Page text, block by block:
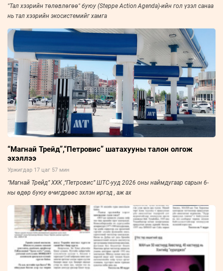
"Тал хээрийн төлөвлөгөө" буюу (Steppe Action Agenda)-ийн гол үзэл санаа
нь тал хээрийн экосистемийг хамга
“Магнай Трейд”,“Петровис” шатахууны талон олгож
эхэллээ
Уржигдар 17 цаг 57 мин
“Магнай Трейд” ХХК ,“Петровис” ШТС-ууд 2026 оны наймдугаар сарын 6-
ны өдөр буюу өчигдрөөс эхлэн иргэд , аж ах